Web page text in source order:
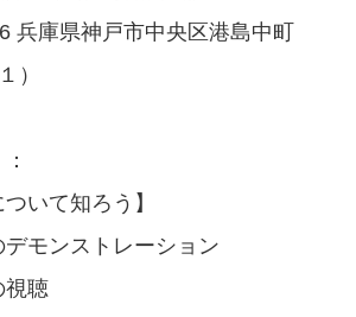
兵庫県神戸市中央区港島中町
）
ついて知ろう】
デモンストレーション
視聴